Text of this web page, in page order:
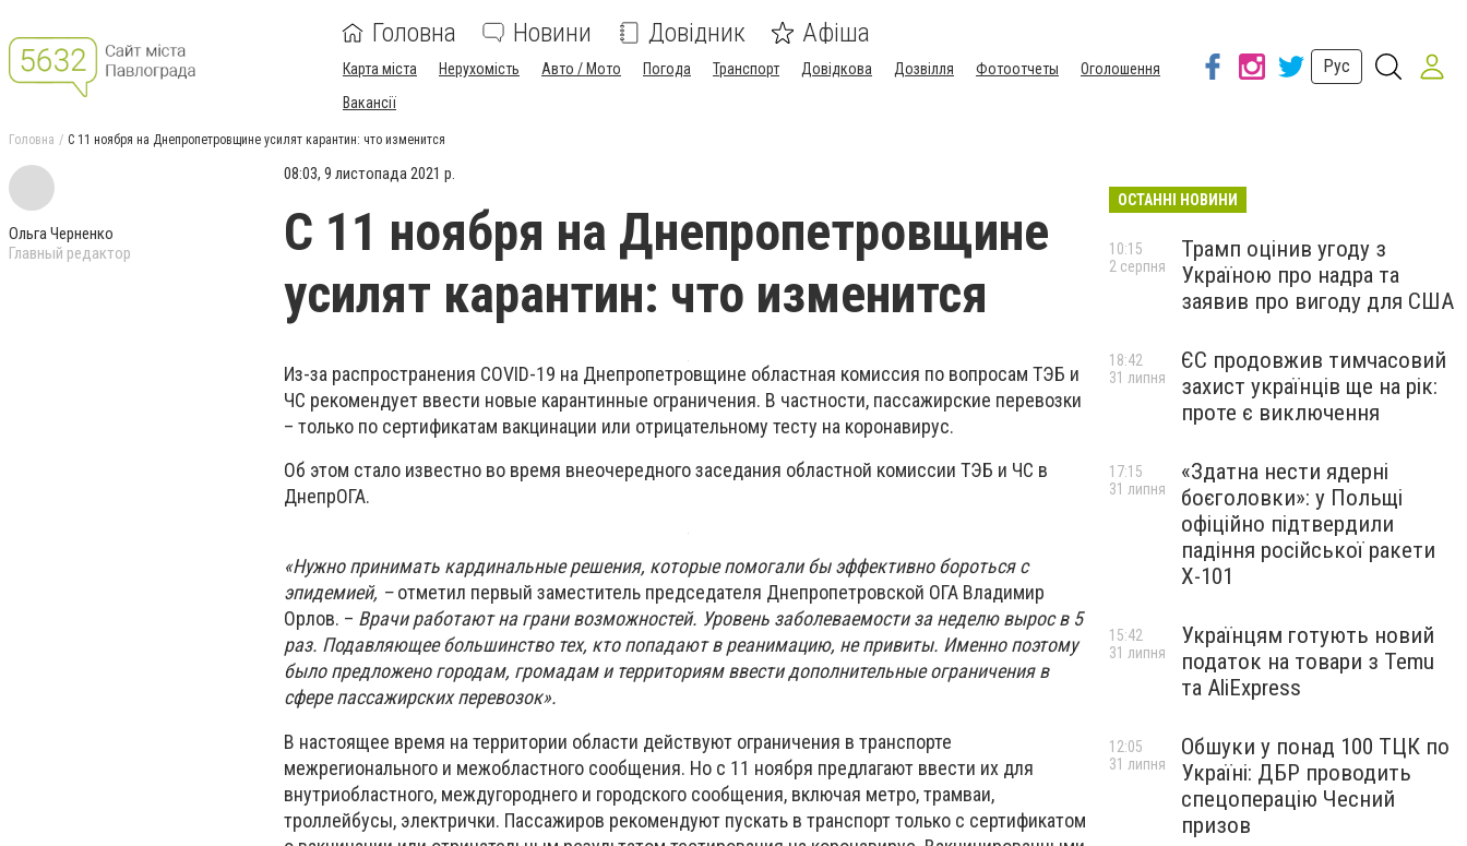
Головна Новини Довідник Афіша
Карта міста Нерухомість Авто / Мото Погода Транспорт Довідкова Дозвілля Фотоотчеты
Оголошення
Вакансії
Рус
Головна С 11 ноября на Днепропетровщине усилят карантин: что изменится
Ольга Черненко
Главный редактор
08:03, 9 листопада 2021 р.
С 11 ноября на Днепропетровщине
усилят карантин: что изменится
Из-за распространения COVID-19 на Днепропетровщине областная комиссия по вопросам ТЭБ и
ЧС рекомендует ввести новые карантинные ограничения. В частности, пассажирские перевозки
– только по сертификатам вакцинации или отрицательному тесту на коронавирус.
Об этом стало известно во время внеочередного заседания областной комиссии ТЭБ и ЧС в
ДнепрОГА.
«Нужно принимать кардинальные решения, которые помогали бы эффективно бороться с
эпидемией, –отметил первый заместитель председателя Днепропетровской ОГА Владимир
Орлов. – Врачи работают на грани возможностей. Уровень заболеваемости за неделю вырос в 5
раз. Подавляющее большинство тех, кто попадают в реанимацию, не привиты. Именно поэтому
было предложено городам, громадам и территориям ввести дополнительные ограничения в
сфере пассажирских перевозок».
В настоящее время на территории области действуют ограничения в транспорте
межрегионального и межобластного сообщения. Но с 11 ноября предлагают ввести их для
внутриобластного, междугороднего и городского сообщения, включая метро, ​​трамваи,
троллейбусы, электрички. Пассажиров рекомендуют пускать в транспорт только с сертификатом
ОСТАННІ НОВИНИ
Трамп оцінив угоду з
Україною про надра та
заявив про вигоду для США
10:15
2 серпня
ЄС продовжив тимчасовий
захист українців ще на рік:
проте є виключення
18:42
31 липня
«Здатна нести ядерні
боєголовки»: у Польщі
офіційно підтвердили
падіння російської ракети
Х-101
17:15
31 липня
Українцям готують новий
податок на товари з Temu
та AliExpress
15:42
31 липня
Обшуки у понад 100 ТЦК по
Україні: ДБР проводить
спецоперацію Чесний
призов
12:05
31 липня